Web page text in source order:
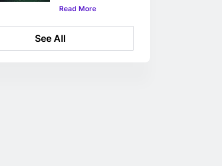
کنیم؟
Read More
See All